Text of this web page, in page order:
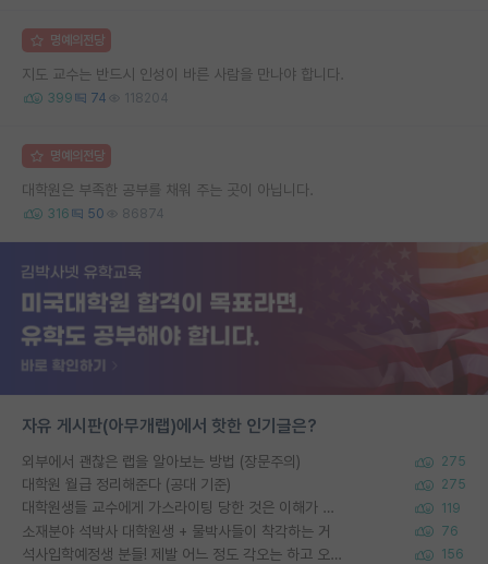
명예의전당
지도 교수는 반드시 인성이 바른 사람을 만나야 합니다.
399 74 118204
명예의전당
대학원은 부족한 공부를 채워 주는 곳이 아닙니다.
316 50 86874
자유 게시판(아무개랩)에서 핫한 인기글은?
외부에서 괜찮은 랩을 알아보는 방법 (장문주의) 275
대학원 월급 정리해준다 (공대 기준) 275
대학원생들 교수에게 가스라이팅 당한 것은 이해가 갑니다. 안타깝네요. 119
소재분야 석박사 대학원생 + 물박사들이 착각하는 거 76
석사입학예정생 분들! 제발 어느 정도 각오는 하고 오세요. 156